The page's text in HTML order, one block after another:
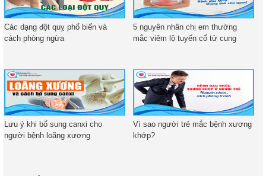
Các dạng đột quỵ phổ biến và
cách phòng ngừa
5 nguyên nhân chị em thường
mắc viêm lộ tuyến cổ tử cung
Lưu ý khi bổ sung canxi cho
người bệnh loãng xương
Vì sao người trẻ mắc bệnh xương
khớp?